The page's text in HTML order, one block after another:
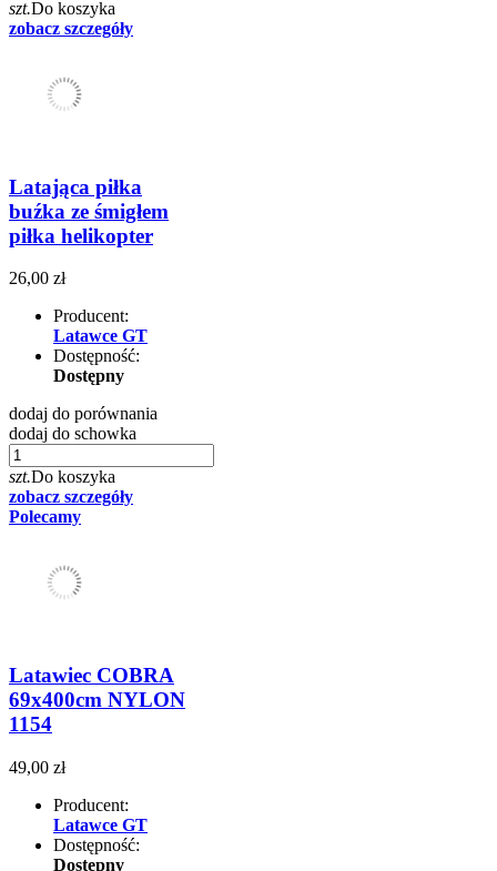
szt.Do koszyka
zobacz szczegóły
Latająca piłka
buźka ze śmigłem
piłka helikopter
26,00 zł
Producent:
Latawce GT
Dostępność:
Dostępny
dodaj do porównania
dodaj do schowka
szt.Do koszyka
zobacz szczegóły
Polecamy
Latawiec COBRA
69x400cm NYLON
1154
49,00 zł
Producent:
Latawce GT
Dostępność:
Dostępny